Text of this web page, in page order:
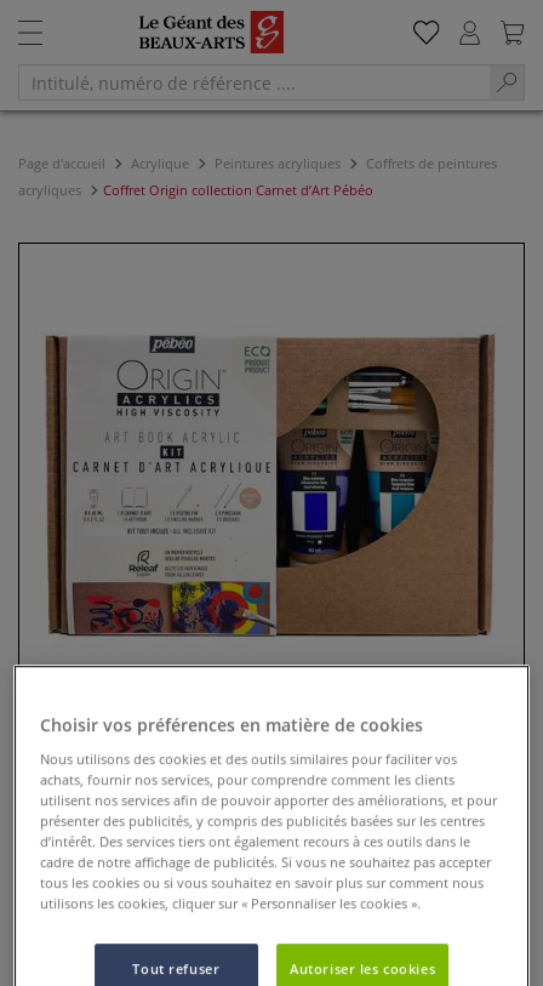
Page d'accueil Acrylique Peintures acryliques
Coffrets de peintures
acryliques
Coffret Origin collection Carnet d’Art Pébéo
Coffret Origin collection Carnet
d’Art Pébéo
Ce coffret est idéal pour les débutants comme pour les
Choisir vos préférences en matière de cookies
Nous utilisons des cookies et des outils similaires pour faciliter vos
achats, fournir nos services, pour comprendre comment les clients
utilisent nos services afin de pouvoir apporter des améliorations, et pour
présenter des publicités, y compris des publicités basées sur les centres
d’intérêt. Des services tiers ont également recours à ces outils dans le
cadre de notre affichage de publicités. Si vous ne souhaitez pas accepter
tous les cookies ou si vous souhaitez en savoir plus sur comment nous
utilisons les cookies, cliquer sur « Personnaliser les cookies ».
Tout refuser Autoriser les cookies